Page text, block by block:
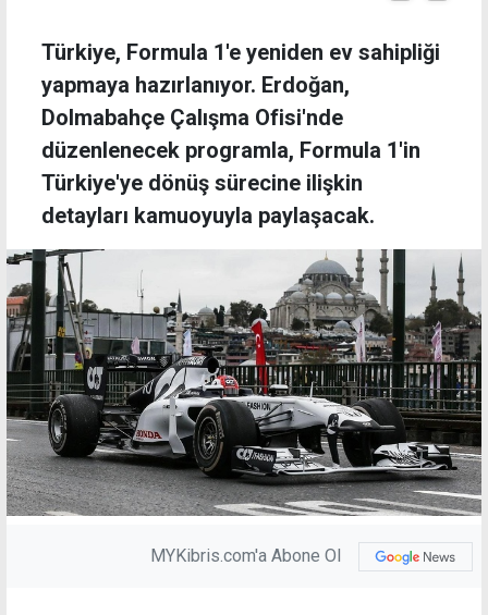
Türkiye, Formula 1'e yeniden ev sahipliği
yapmaya hazırlanıyor. Erdoğan,
Dolmabahçe Çalışma Ofisi'nde
düzenlenecek programla, Formula 1'in
Türkiye'ye dönüş sürecine ilişkin
detayları kamuoyuyla paylaşacak.
MYKibris.com'a Abone Ol